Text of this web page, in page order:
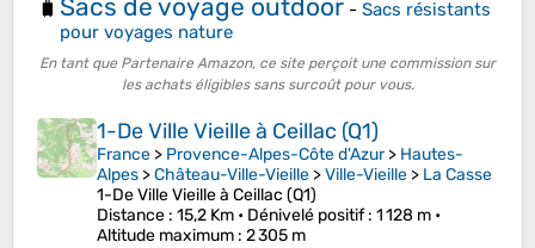
🧳 Sacs de voyage outdoor - Sacs résistants
pour voyages nature
En tant que Partenaire Amazon, ce site perçoit une commission sur
les achats éligibles sans surcoût pour vous.
1-De Ville Vieille à Ceillac (Q1)
France > Provence-Alpes-Côte d'Azur> Hautes-
Alpes >Château-Ville-Vieille >Ville-Vieille > La Casse
1-De Ville Vieille à Ceillac (Q1)
Distance : 15,2 Km • Dénivelé positif: 1 128 m •
Altitude maximum : 2 305 m